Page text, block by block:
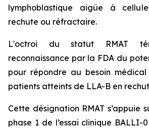
lymphoblastique aigüe à
rechute ou réfractaire.
L'octroi du statut RMAT
reconnaissance par la FDA du
pour répondre au besoin
patients atteints de LLA-B en
Cette désignation RMAT s’appuie
phase 1 de l’essai clinique BALLI-